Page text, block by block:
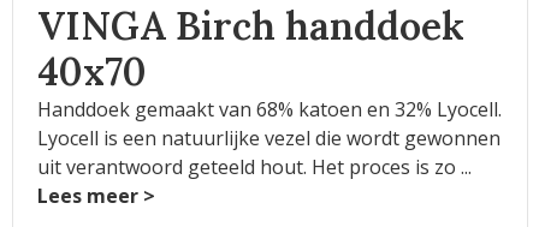
VINGA Birch handdoek
40x70
Handdoek gemaakt van 68% katoen en 32% Lyocell.
Lyocell is een natuurlijke vezel die wordt gewonnen
uit verantwoord geteeld hout. Het proces is zo ...